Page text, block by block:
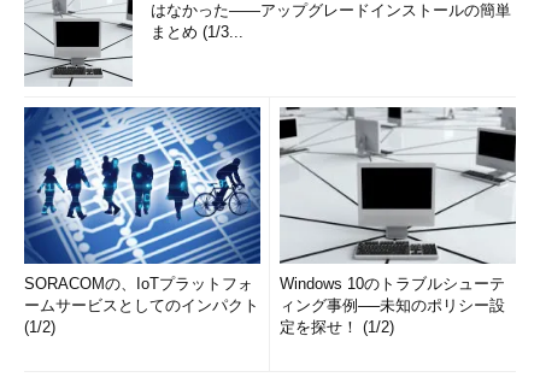
はなかった――アップグレードインストールの簡単
まとめ (1/3...
SORACOMの、IoTプラットフォ
ームサービスとしてのインパクト
(1/2)
Windows 10のトラブルシューテ
ィング事例──未知のポリシー設
定を探せ！ (1/2)